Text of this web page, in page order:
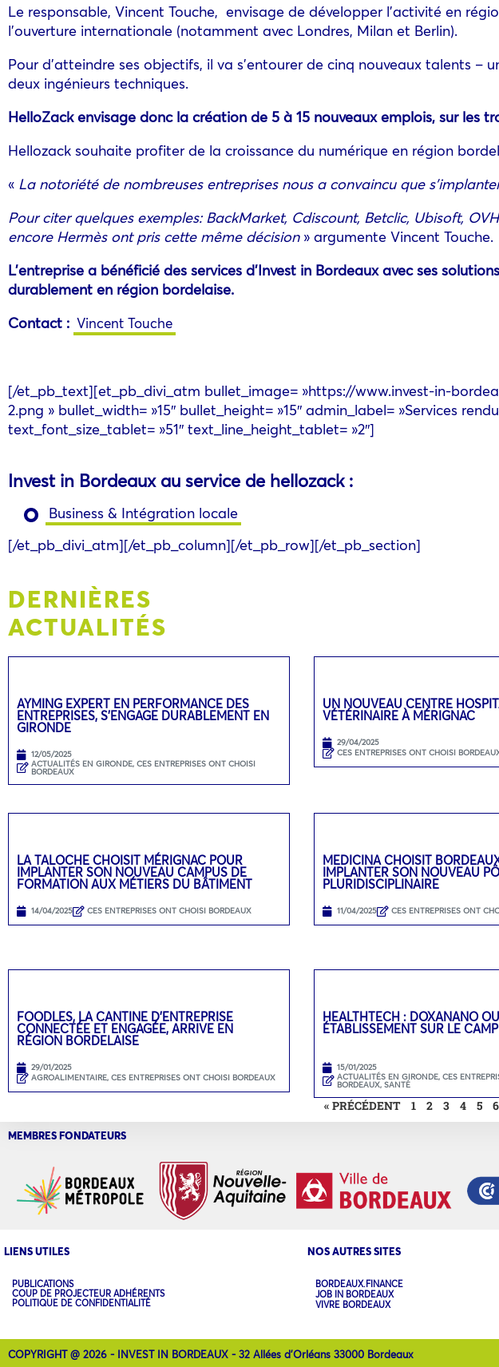
Le responsable, Vincent Touche, envisage de développer l’activité en
l’ouverture internationale (notamment avec Londres, Milan et Berlin).
Pour d’atteindre ses objectifs, il va s’entourer de cinq nouveaux talents
deux ingénieurs techniques.
HelloZack envisage donc la création de 5 à 15 nouveaux emplois, sur les
Hellozack souhaite profiter de la croissance du numérique en région
« La notoriété de nombreuses entreprises nous a convaincu que
Pour citer quelques exemples: BackMarket, Cdiscount, Betclic, Ubisoft,
encore Hermès ont pris cette même décision» argumente Vincent Touche.
L’entreprise a bénéficié des services d’Invest in Bordeaux avec ses
durablement en région bordelaise.
Contact : Vincent Touche
[/et_pb_text][et_pb_divi_atm bullet_image= »https://www.invest-in-
2.png » bullet_width= »15″ bullet_height= »15″ admin_label= »Services
text_font_size_tablet= »51″ text_line_height_tablet= »2″]
Invest in Bordeaux au service de hellozack :
Business & Intégration locale
[/et_pb_divi_atm][/et_pb_column][/et_pb_row][/et_pb_section]
DERNIÈRES
ACTUALITÉS
AYMING EXPERT EN PERFORMANCE DES
ENTREPRISES, S’ENGAGE DURABLEMENT EN
GIRONDE
12/05/2025
ACTUALITÉS EN GIRONDE, CES ENTREPRISES ONT CHOISI
BORDEAUX
UN NOUVEAU CENTRE
VÉTÉRINAIRE À MÉRIGNAC
29/04/2025
CES ENTREPRISES ONT CHOISI
LA TALOCHE CHOISIT MÉRIGNAC POUR
IMPLANTER SON NOUVEAU CAMPUS DE
FORMATION AUX MÉTIERS DU BÂTIMENT
14/04/2025 CES ENTREPRISES ONT CHOISI BORDEAUX
MEDICINA CHOISIT
IMPLANTER SON NOUVEAU
PLURIDISCIPLINAIRE
11/04/2025 CES ENTREPRISES ONT
FOODLES, LA CANTINE D’ENTREPRISE
CONNECTÉE ET ENGAGÉE, ARRIVE EN
RÉGION BORDELAISE
29/01/2025
AGROALIMENTAIRE, CES ENTREPRISES ONT CHOISI BORDEAUX
HEALTHTECH : DOXANANO
ÉTABLISSEMENT SUR LE
15/01/2025
ACTUALITÉS EN GIRONDE,CES
BORDEAUX,SANTÉ
« PRÉCÉDENT 1 2 3 4 5 6
MEMBRES FONDATEURS
LIENS UTILES
PUBLICATIONS
COUP DE PROJECTEUR ADHÉRENTS
POLITIQUE DE CONFIDENTIALITÉ
NOS AUTRES SITES
BORDEAUX.FINANCE
JOB IN BORDEAUX
VIVRE BORDEAUX
COPYRIGHT @ 2026 - INVEST IN BORDEAUX - 32 Allées d'Orléans 33000 Bordeaux